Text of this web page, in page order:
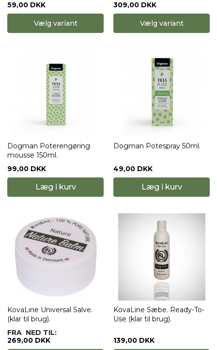
59,00 DKK
Vælg variant
309,00 DKK
Vælg variant
Dogman Poterengøring
mousse 150ml.
99,00 DKK
Læg i kurv
Dogman Potespray 50ml.
49,00 DKK
Læg i kurv
KovaLine Universal Salve.
(klar til brug).
FRA NED TIL:
269,00 DKK
KovaLine Sæbe. Ready-To-
Use (klar til brug).
139,00 DKK